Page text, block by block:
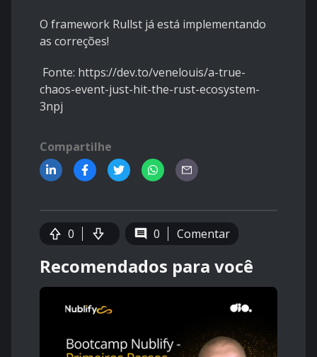
O framework Rullst já está implementando
as correções!
Fonte: https://dev.to/venelouis/a-true-
chaos-event-just-hit-the-rust-ecosystem-
3npj
Compartilhe
0 0 Comentar
Recomendados para você